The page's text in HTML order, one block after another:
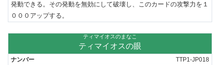
発動できる。その発動を無効にして破壊し、このカードの攻撃力を１
０００アップする。
ティマイオスのまなこ
ティマイオスの眼
TTP1-JP018